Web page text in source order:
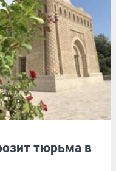
тюрьма в